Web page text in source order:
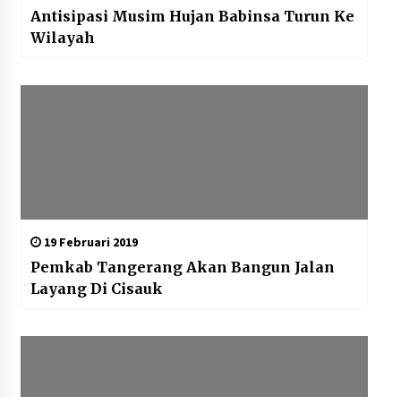
Antisipasi Musim Hujan Babinsa Turun Ke
Wilayah
19 Februari 2019
Pemkab Tangerang Akan Bangun Jalan
Layang Di Cisauk